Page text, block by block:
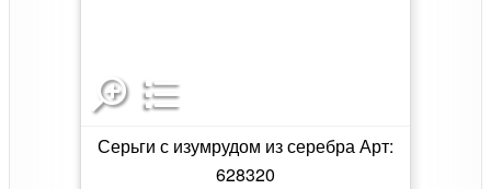
Серьги с изумрудом из серебра Арт:
628320